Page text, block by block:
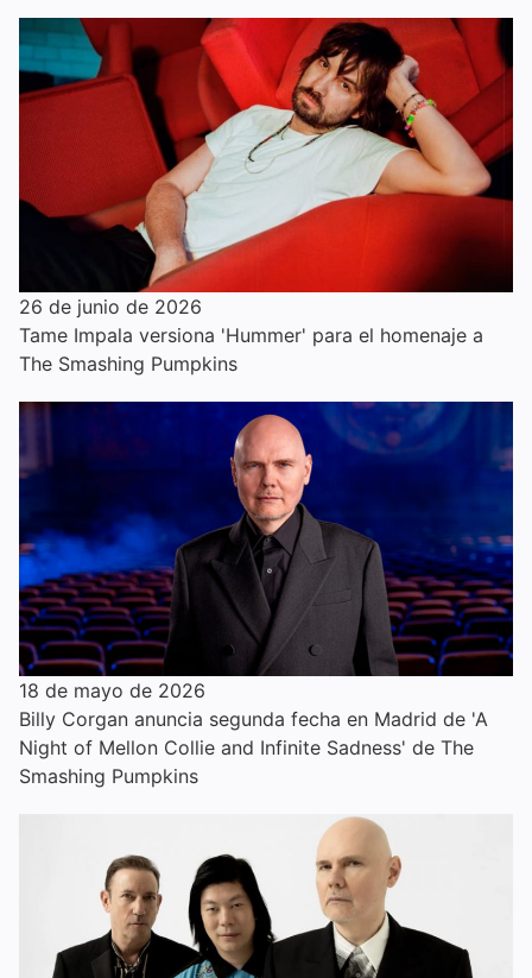
26 de junio de 2026
Tame Impala versiona 'Hummer' para el homenaje a
The Smashing Pumpkins
18 de mayo de 2026
Billy Corgan anuncia segunda fecha en Madrid de 'A
Night of Mellon Collie and Infinite Sadness' de The
Smashing Pumpkins